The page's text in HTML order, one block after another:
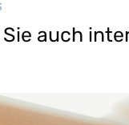
auch